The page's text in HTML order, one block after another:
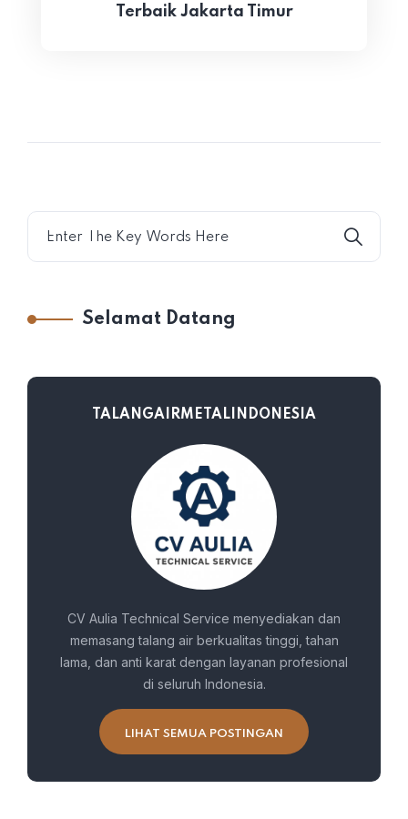
Terbaik Jakarta Timur
Selamat Datang
TALANGAIRMETALINDONESIA
CV Aulia Technical Service menyediakan dan
memasang talang air berkualitas tinggi, tahan
lama, dan anti karat dengan layanan profesional
di seluruh Indonesia.
LIHAT SEMUA POSTINGAN